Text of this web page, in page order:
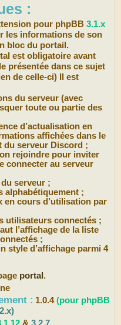
:
pour phpBB3.1.x
les informations de son
bloc du portail.
est obligatoire avant
présentée dans ce sujet
de celle-ci) Il est
du serveur (avec
toute ou partie des
d’actualisation en
affichées dans le
du serveur Discord ;
rejoindre pour inviter
connecter au serveur
serveur ;
alphabétiquement ;
en cours d’utilisation par
utilisateurs connectés ;
l’affichage de la liste
;
style d’affichage parmi 4
portal .
: 1.0.4(pour phpBB